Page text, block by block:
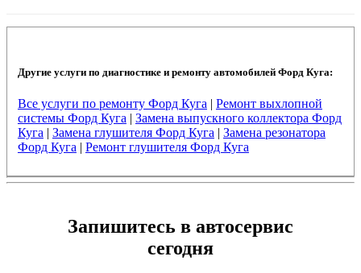
Другие услуги по диагностике и ремонту автомобилей Форд Куга:
Все услуги по ремонту Форд Куга | Ремонт выхлопной
системы Форд Куга | Замена выпускного коллектора Форд
Куга | Замена глушителя Форд Куга | Замена резонатора
Форд Куга | Ремонт глушителя Форд Куга
Запишитесь в автосервис
сегодня